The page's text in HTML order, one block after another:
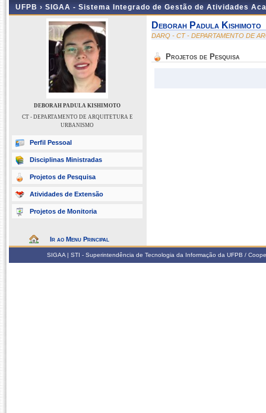
UFPB › SIGAA - Sistema Integrado de Gestão de Atividades
DEBORAH PADULA KISHIMOTO
CT - DEPARTAMENTO DE ARQUITETURA E
URBANISMO
Perfil Pessoal
Disciplinas Ministradas
Projetos de Pesquisa
Atividades de Extensão
Projetos de Monitoria
Ir ao Menu Principal
Deborah Padula Kishimoto
DARQ - CT - DEPARTAMENTO DE
Projetos de Pesquisa
SIGAA | STI - Superintendência de Tecnologia da Informação da UFPB /